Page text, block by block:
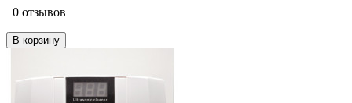
0 отзывов
В корзину